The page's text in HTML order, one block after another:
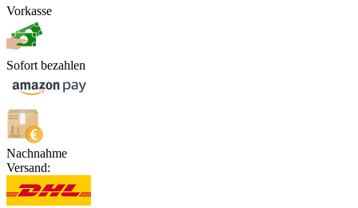
Vorkasse
Sofort bezahlen
Nachnahme
Versand: